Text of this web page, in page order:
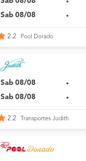
Sab 08/08
2.2 Pool Dorado
Sab 08/08
Sab 08/08
2.2 Transportes Judith